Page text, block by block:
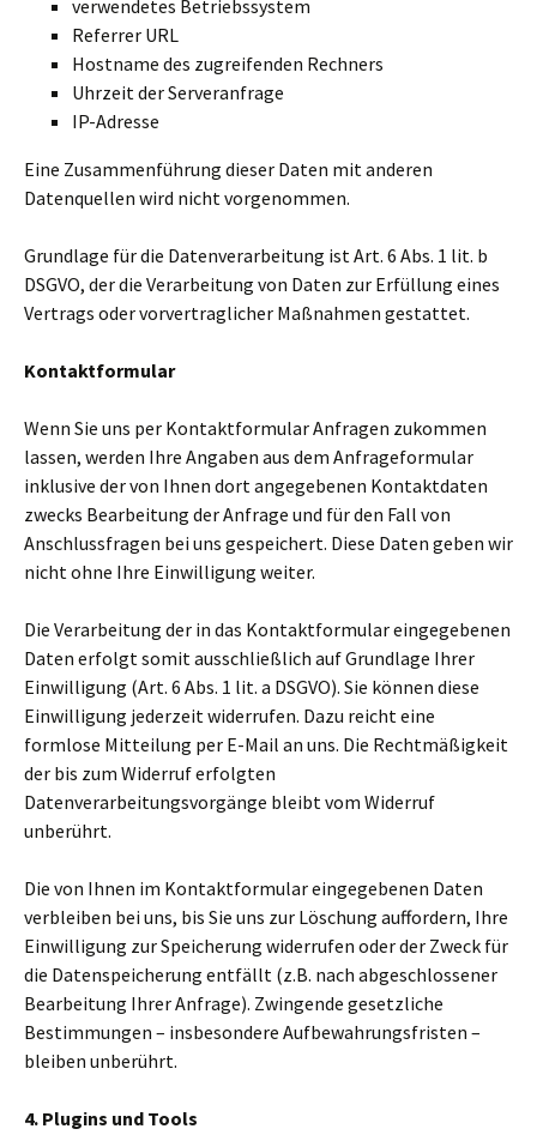
verwendetes Betriebssystem
Referrer URL
Hostname des zugreifenden Rechners
Uhrzeit der Serveranfrage
IP-Adresse
Eine Zusammenführung dieser Daten mit anderen
Datenquellen wird nicht vorgenommen.
Grundlage für die Datenverarbeitung ist Art. 6 Abs. 1 lit. b
DSGVO, der die Verarbeitung von Daten zur Erfüllung eines
Vertrags oder vorvertraglicher Maßnahmen gestattet.
Kontaktformular
Wenn Sie uns per Kontaktformular Anfragen zukommen
lassen, werden Ihre Angaben aus dem Anfrageformular
inklusive der von Ihnen dort angegebenen Kontaktdaten
zwecks Bearbeitung der Anfrage und für den Fall von
Anschlussfragen bei uns gespeichert. Diese Daten geben wir
nicht ohne Ihre Einwilligung weiter.
Die Verarbeitung der in das Kontaktformular eingegebenen
Daten erfolgt somit ausschließlich auf Grundlage Ihrer
Einwilligung (Art. 6 Abs. 1 lit. a DSGVO). Sie können diese
Einwilligung jederzeit widerrufen. Dazu reicht eine
formlose Mitteilung per E-Mail an uns. Die Rechtmäßigkeit
der bis zum Widerruf erfolgten
Datenverarbeitungsvorgänge bleibt vom Widerruf
unberührt.
Die von Ihnen im Kontaktformular eingegebenen Daten
verbleiben bei uns, bis Sie uns zur Löschung auffordern, Ihre
Einwilligung zur Speicherung widerrufen oder der Zweck für
die Datenspeicherung entfällt (z.B. nach abgeschlossener
Bearbeitung Ihrer Anfrage). Zwingende gesetzliche
Bestimmungen – insbesondere Aufbewahrungsfristen –
bleiben unberührt.
4. Plugins und Tools